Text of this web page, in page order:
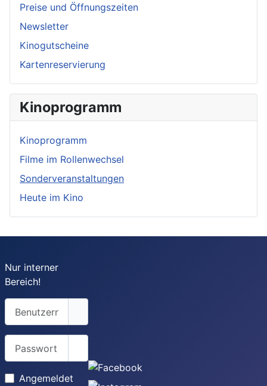
Preise und Öffnungszeiten
Newsletter
Kinogutscheine
Kartenreservierung
Kinoprogramm
Kinoprogramm
Filme im Rollenwechsel
Sonderveranstaltungen
Heute im Kino
Nur interner
Bereich!
Benutzername
Angemeldet